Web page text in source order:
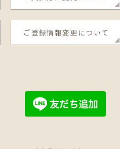
ご登録情報変更について